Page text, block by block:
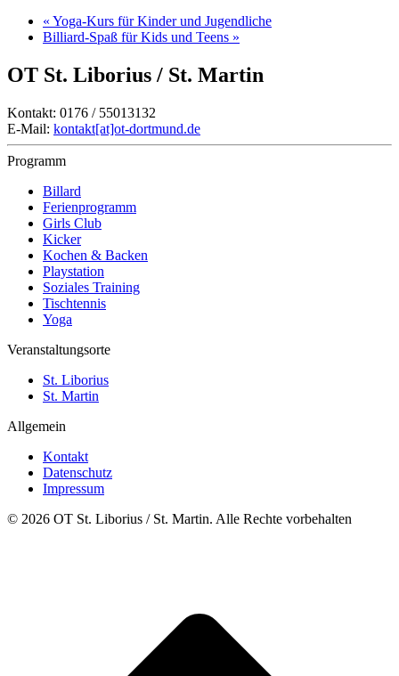
« Yoga-Kurs für Kinder und Jugendliche
Billiard-Spaß für Kids und Teens »
OT St. Liborius / St. Martin
Kontakt: 0176 / 55013132
E-Mail: kontakt[at]ot-dortmund.de
Programm
Billard
Ferienprogramm
Girls Club
Kicker
Kochen & Backen
Playstation
Soziales Training
Tischtennis
Yoga
Veranstaltungsorte
St. Liborius
St. Martin
Allgemein
Kontakt
Datenschutz
Impressum
© 2026 OT St. Liborius / St. Martin. Alle Rechte vorbehalten